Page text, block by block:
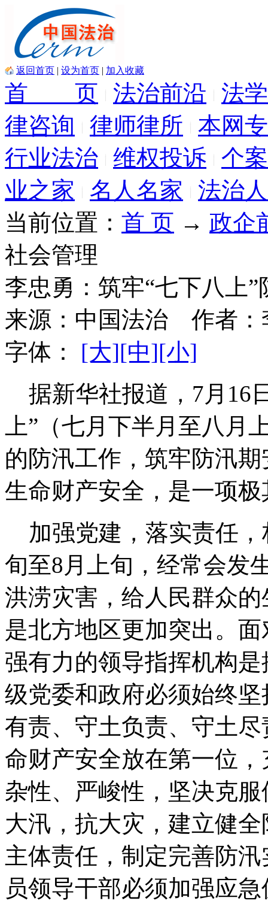
返回首页 | 设为首页 | 加入收藏
首 页 法治前沿
法
律咨询
律师律所
本网
行业法治 维权投诉
个
业之家
名人名家
法治
当前位置： 首 页 → 政企
社会管理
李忠勇：筑牢“七下八上
来源： 中国法治 作者：
字体： [大][中][小]
据新华社报道，7月16
上”（七月下半月至八月
的防汛工作，筑牢防汛
生命财产安全，是一项
加强党建，落实责任，
旬至8月上旬，经常会发
洪涝灾害，给人民群众
是北方地区更加突出。
强有力的领导指挥机构
级党委和政府必须始终
有责、守土负责、守土
命财产安全放在第一位
杂性、严峻性，坚决克
大汛，抗大灾，建立健
主体责任，制定完善防
员领导干部必须加强应